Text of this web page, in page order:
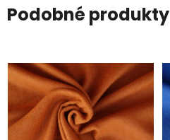
Podobné produkty